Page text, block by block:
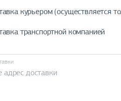
курьером (осуществляется
транспортной компанией